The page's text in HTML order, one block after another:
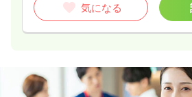
気になる